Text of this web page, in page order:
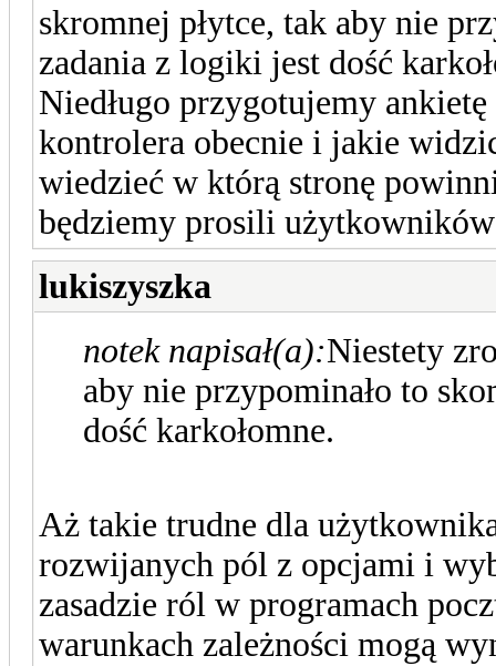
skromnej płytce, tak aby nie
zadania z logiki jest dość
Niedługo przygotujemy
kontrolera obecnie i jakie
wiedzieć w którą stronę
będziemy prosili użytkowników
lukiszyszka
notek napisał(a):Niestety
aby nie przypominało to
dość karkołomne.
Aż takie trudne dla
rozwijanych pól z opcjami i
zasadzie ról w programach
warunkach zależności mogą